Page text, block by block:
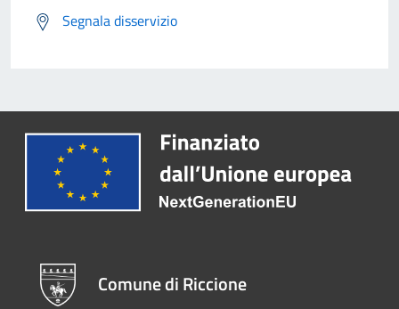
Segnala disservizio
Comune di Riccione